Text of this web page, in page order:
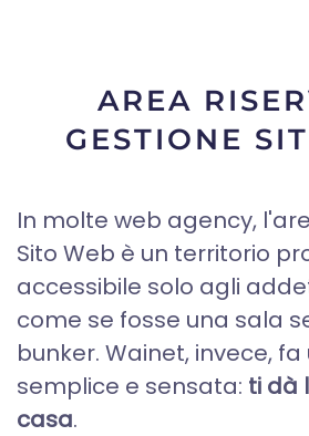
AREA
GESTIONE
In molte web agency,
Sito Web è un territorio
accessibile solo agli
come se fosse una sala
bunker. Wainet, invece,
semplice e sensata: ti dà
casa.